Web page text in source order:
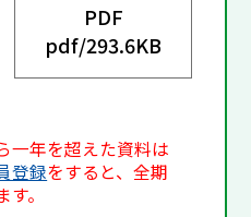
PDF
pdf/293.6KB
一年を超えた資料は
登録をすると、全期
。